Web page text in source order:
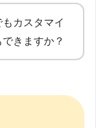
カスタマイ
きますか？